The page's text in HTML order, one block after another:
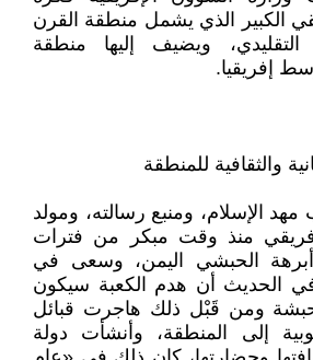
الكبير الذي يشمل منطقة القرن
التقليدي، ويضيف إليها منطقة
إفريقيا.
والثقافية للمنطقة
الإسلام، ومنبع رسالته، ومولد
منذ وقت مبكر من فترات
أبرهة الحبشي اليمن، وسعى في
الحديث أن هدم الكعبة سيكون
ومن قَبْل ذلك هاجرت قبائل
إلى المنطقة، وأنشأت دولة